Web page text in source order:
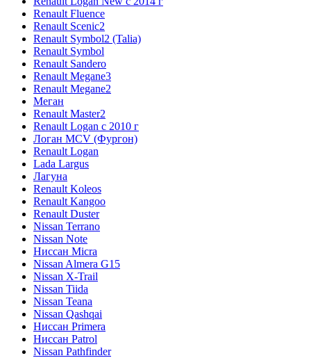
Renault Fluence
Renault Scenic2
Renault Symbol2 (Talia)
Renault Symbol
Renault Sandero
Renault Megane3
Renault Megane2
Меган
Renault Master2
Renault Logan c 2010 г
Логан МСV (Фургон)
Renault Logan
Lada Largus
Лагуна
Renault Koleos
Renault Kangoo
Renault Duster
Nissan Terrano
Nissan Note
Ниссан Micra
Nissan Almera G15
Nissan X-Trail
Nissan Tiida
Nissan Teana
Nissan Qashqai
Ниссан Primera
Ниссан Patrol
Nissan Pathfinder